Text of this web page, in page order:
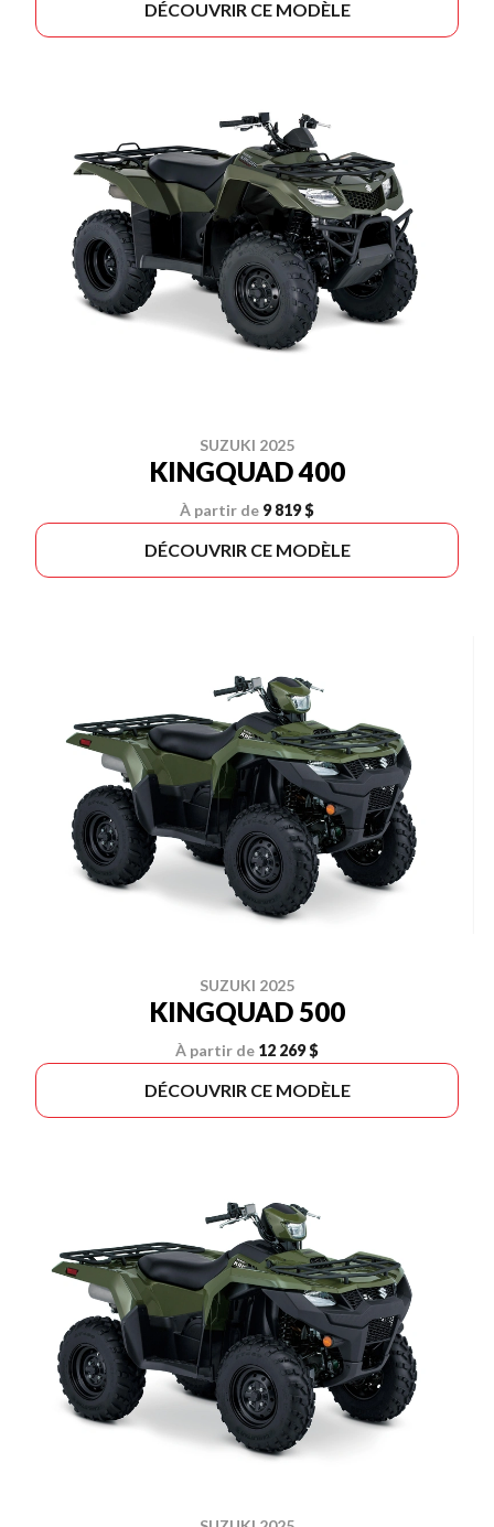
DÉCOUVRIR CE MODÈLE
SUZUKI 2025
KINGQUAD 400
À partir de 9 819 $
DÉCOUVRIR CE MODÈLE
SUZUKI 2025
KINGQUAD 500
À partir de 12 269 $
DÉCOUVRIR CE MODÈLE